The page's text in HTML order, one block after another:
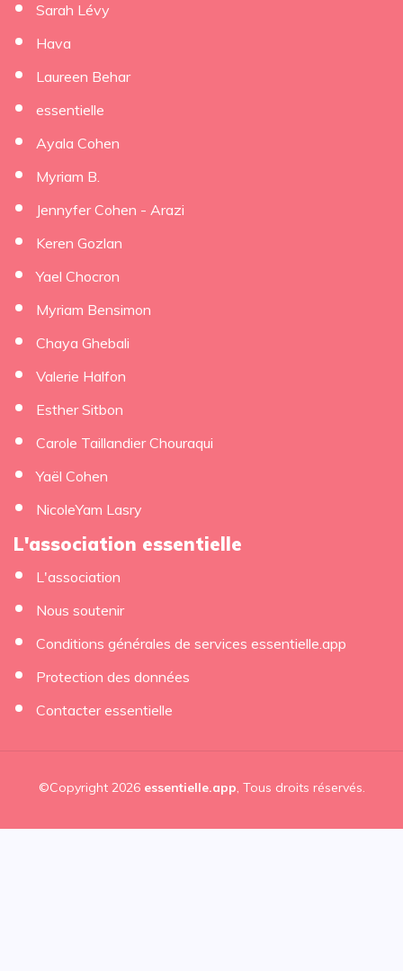
Sarah Lévy
Hava
Laureen Behar
essentielle
Ayala Cohen
Myriam B.
Jennyfer Cohen - Arazi
Keren Gozlan
Yael Chocron
Myriam Bensimon
Chaya Ghebali
Valerie Halfon
Esther Sitbon
Carole Taillandier Chouraqui
Yaël Cohen
NicoleYam Lasry
L'association essentielle
L'association
Nous soutenir
Conditions générales de services essentielle.app
Protection des données
Contacter essentielle
©Copyright 2026 essentielle.app, Tous droits réservés.